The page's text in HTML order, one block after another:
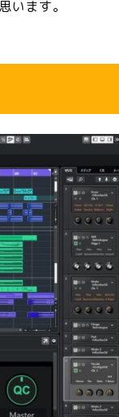
います。